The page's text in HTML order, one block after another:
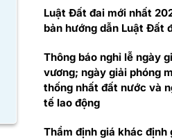
Luật Đất đai mới nhất
bản hướng dẫn Luật Đất
Thông báo nghỉ lễ ngày
vương; ngày giải phóng
thống nhất đất nước và
tế lao động
Thẩm định giá khác định